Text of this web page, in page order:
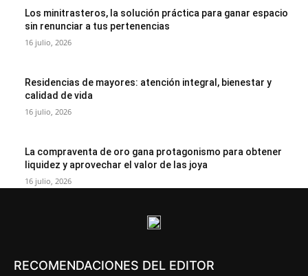
Los minitrasteros, la solución práctica para ganar espacio
sin renunciar a tus pertenencias
16 julio, 2026
Residencias de mayores: atención integral, bienestar y
calidad de vida
16 julio, 2026
La compraventa de oro gana protagonismo para obtener
liquidez y aprovechar el valor de las joya
16 julio, 2026
RECOMENDACIONES DEL EDITOR